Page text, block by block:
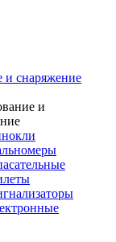
и снаряжение
и